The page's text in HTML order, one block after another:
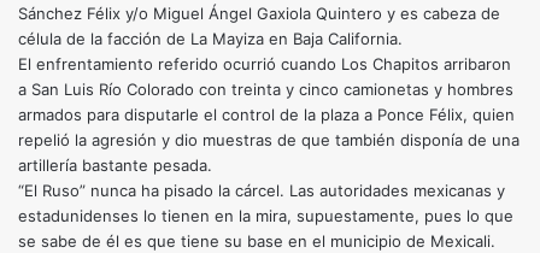
Sánchez Félix y/o Miguel Ángel Gaxiola Quintero y es cabeza de
célula de la facción de La Mayiza en Baja California.
El enfrentamiento referido ocurrió cuando Los Chapitos arribaron
a San Luis Río Colorado con treinta y cinco camionetas y hombres
armados para disputarle el control de la plaza a Ponce Félix, quien
repelió la agresión y dio muestras de que también disponía de una
artillería bastante pesada.
“El Ruso” nunca ha pisado la cárcel. Las autoridades mexicanas y
estadunidenses lo tienen en la mira, supuestamente, pues lo que
se sabe de él es que tiene su base en el municipio de Mexicali.